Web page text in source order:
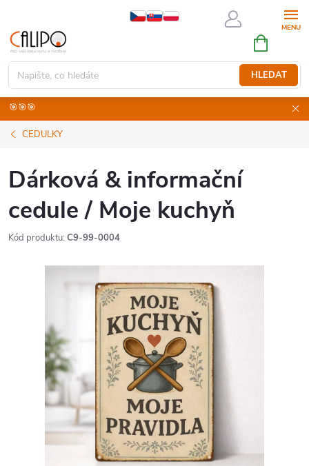
obsah
HLEDAT
NÁKUPNÍ
KOŠÍK
🎯🎯🎯
CEDULKY
Dárková & informační
cedule / Moje kuchyň
Kód produktu: C9-99-0004